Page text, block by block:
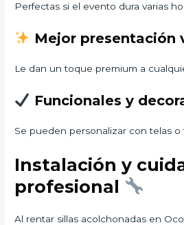
Perfectas si el evento dura varias
Mejor presentación
Le dan un toque premium a
Funcionales y
Se pueden personalizar con telas o
Instalación y
profesional
Al rentar sillas acolchonadas en